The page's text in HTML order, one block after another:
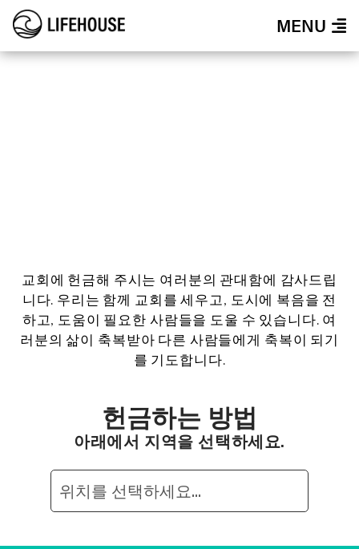
MENU
교회에 헌금해 주시는 여러분의 관대함에 감사드립
니다. 우리는 함께 교회를 세우고, 도시에 복음을 전
하고, 도움이 필요한 사람들을 도울 수 있습니다. 여
러분의 삶이 축복받아 다른 사람들에게 축복이 되기
를 기도합니다.
헌금하는 방법
아래에서 지역을 선택하세요.